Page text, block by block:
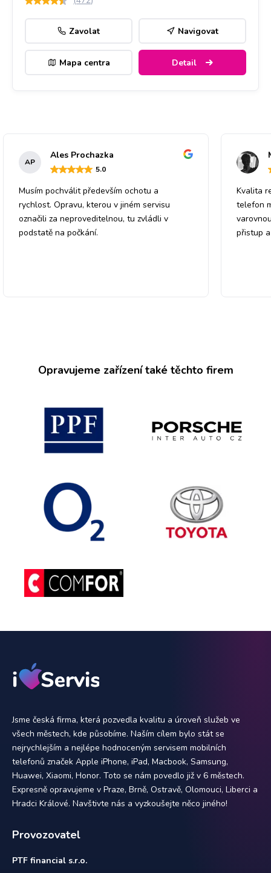
Zavolat Navigovat
Mapa centra Detail
AP
Ales Prochazka
5.0
Musím pochválit především ochotu a
rychlost. Opravu, kterou v jiném servisu
označili za neproveditelnou, tu zvládli v
podstatě na počkání.
Kvalita
telefon
přistup
Opravujeme zařízení také těchto firem
Jsme česká firma, která pozvedla kvalitu a úroveň služeb ve
všech městech, kde působíme. Naším cílem bylo stát se
nejrychlejším a nejlépe hodnoceným servisem mobilních
telefonů značek Apple iPhone, iPad, Macbook, Samsung,
Huawei, Xiaomi, Honor. Toto se nám povedlo již v 6 městech.
Expresně opravujeme v Praze, Brně, Ostravě, Olomouci, Liberci a
Hradci Králové. Navštivte nás a vyzkoušejte něco jiného!
Provozovatel
PTF financial s.r.o.